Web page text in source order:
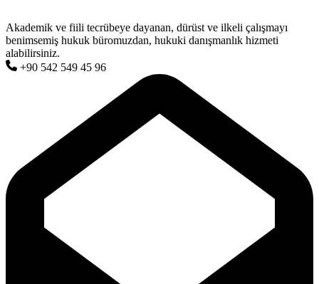
Akademik ve fiili tecrübeye dayanan, dürüst ve ilkeli çalışmayı
benimsemiş hukuk büromuzdan, hukuki danışmanlık hizmeti
alabilirsiniz.
+90 542 549 45 96